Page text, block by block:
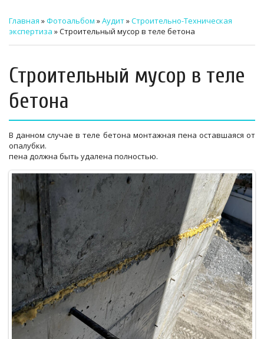
СТРОИТЕЛЬНЫЙ КОНТРОЛЬ
ЭКСПЛУАТАЦИЯ
О НАС
РЕЕСТРЫ
Главная »Фотоальбом »Аудит»Строительно-Техническая
экспертиза » Строительный мусор в теле бетона
Строительный мусор в теле
бетона
В данном случае в теле бетона монтажная пена оставшаяся от
опалубки.
пена должна быть удалена полностью.